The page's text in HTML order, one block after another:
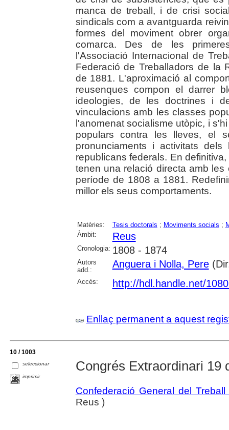
manca de treball, i de crisi
sindicals com a avantguarda
formes del moviment obrer
comarca. Des de les
l'Associació Internacional de
Federació de Treballadors de la
de 1881. L'aproximació al
reusenques compon el darrer
ideologies, de les doctrines i
vinculacions amb les classes
l'anomenat socialisme utòpic, i
populars contra les lleves, el
pronunciaments i activitats dels
republicans federals. En
tenen una relació directa amb
període de 1808 a 1881.
millor els seus comportaments.
Matèries: Tesis doctorals ; Moviments socials ;
Àmbit:
Reus
Cronologia: 1808 - 1874
Autors
add.:
Anguera i Nolla, Pere
Accés: http://hdl.handle.net/
Enllaç permanent a aquest
10 / 1003
seleccionar
imprimir
Congrés Extraordinari 19
Confederació General del
Reus )